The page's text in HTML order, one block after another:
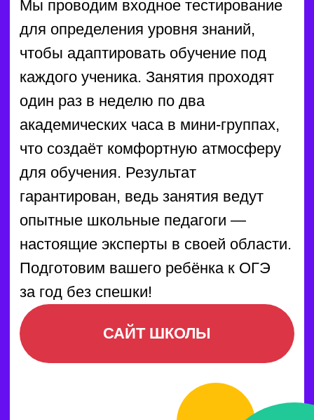
Английский язык
1—2 классы
Согласно современной школьной
программе, изучение иностранного
языка стартует со второго класса.
Это может вызывать
замешательство как у младших
школьников, так и у их родителей.
во втором классе всё начинается
с алфавита и диктантов. В наше